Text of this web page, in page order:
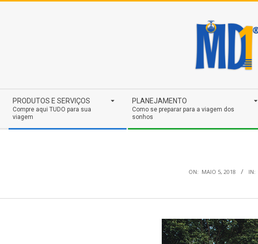
Navigation
Menu
PRODUTOS E SERVIÇOS
Compre aqui TUDO para sua
viagem
PLANEJAMENTO
Como se preparar para a viagem dos
sonhos
ON: MAIO 5, 2018 IN: